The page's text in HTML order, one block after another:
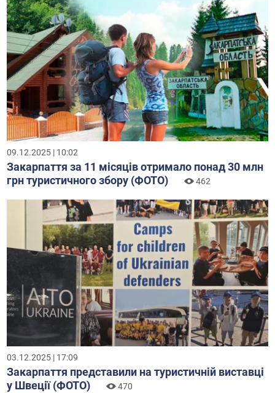
09.12.2025 | 10:02
Закарпаття за 11 місяців отримало понад 30 млн
грн туристичного збору (ФОТО)
462
03.12.2025 | 17:09
Закарпаття представили на туристичній виставці
у Швеції (ФОТО)
470